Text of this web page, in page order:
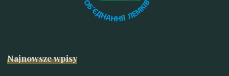
Najnowsze wpisy